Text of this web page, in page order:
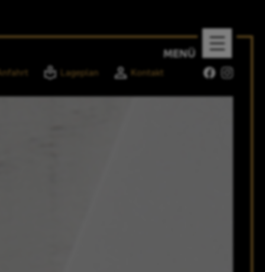
Lageplan Kontakt